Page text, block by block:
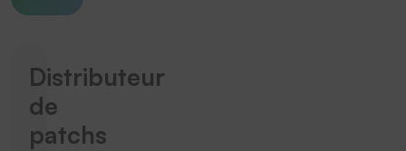
Distributeur
de
patchs